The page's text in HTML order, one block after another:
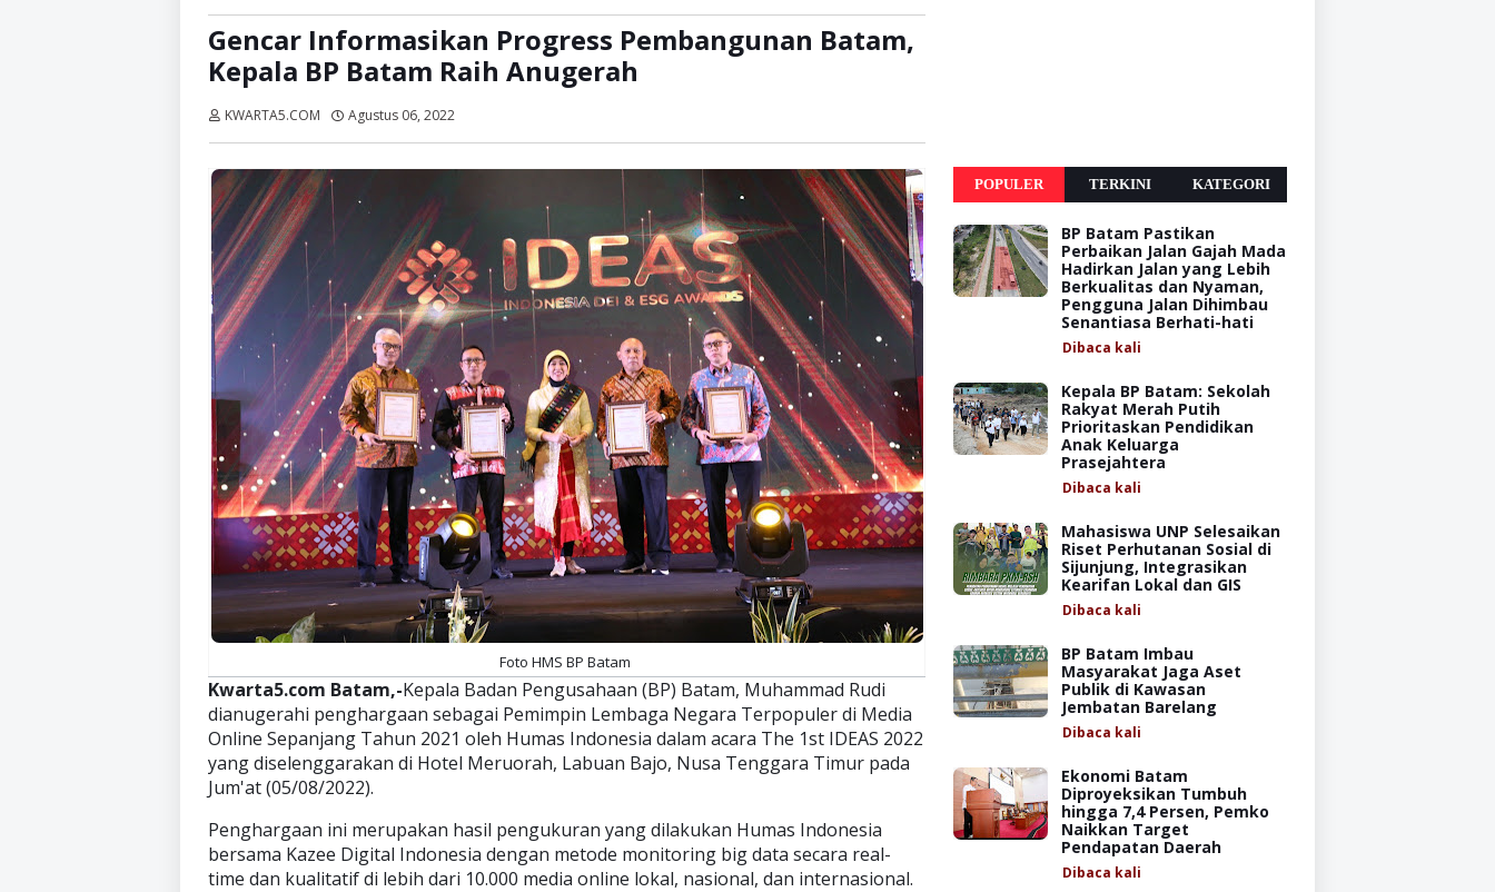
Gencar Informasikan Progress Pembangunan Batam,
Kepala BP Batam Raih Anugerah
KWARTA5.COM Agustus 06, 2022
Foto HMS BP Batam
Kwarta5.com Batam,-Kepala Badan Pengusahaan (BP) Batam, Muhammad Rudi
dianugerahi penghargaan sebagai Pemimpin Lembaga Negara Terpopuler di Media
Online Sepanjang Tahun 2021 oleh Humas Indonesia dalam acara The 1st IDEAS 2022
yang diselenggarakan di Hotel Meruorah, Labuan Bajo, Nusa Tenggara Timur pada
Jum'at (05/08/2022).
Penghargaan ini merupakan hasil pengukuran yang dilakukan Humas Indonesia
bersama Kazee Digital Indonesia dengan metode monitoring big data secara real-
time dan kualitatif di lebih dari 10.000 media online lokal, nasional, dan internasional.
POPULER TERKINI KATEGORI
BP Batam Pastikan
Perbaikan Jalan Gajah Mada
Hadirkan Jalan yang Lebih
Berkualitas dan Nyaman,
Pengguna Jalan Dihimbau
Senantiasa Berhati-hati
Dibaca kali
Kepala BP Batam: Sekolah
Rakyat Merah Putih
Prioritaskan Pendidikan
Anak Keluarga
Prasejahtera
Dibaca kali
Mahasiswa UNP Selesaikan
Riset Perhutanan Sosial di
Sijunjung, Integrasikan
Kearifan Lokal dan GIS
Dibaca kali
BP Batam Imbau
Masyarakat Jaga Aset
Publik di Kawasan
Jembatan Barelang
Dibaca kali
Ekonomi Batam
Diproyeksikan Tumbuh
hingga 7,4 Persen, Pemko
Naikkan Target
Pendapatan Daerah
Dibaca kali